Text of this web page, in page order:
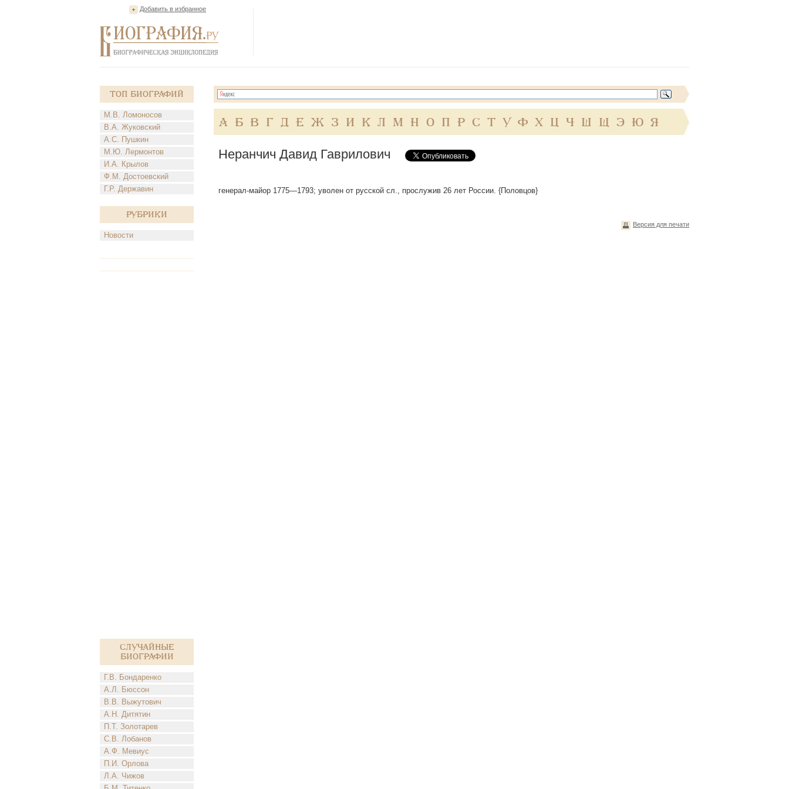
Добавить в избранное
Топ Биографий
М.В. Ломоносов
В.А. Жуковский
А.С. Пушкин
М.Ю. Лермонтов
И.А. Крылов
Ф.М. Достоевский
Г.Р. Державин
Рубрики
Новости
Случайные
биографии
Г.В. Бондаренко
А.Л. Бюссон
В.В. Выжутович
А.Н. Дитятин
П.Т. Золотарев
С.В. Лобанов
А.Ф. Мевиус
П.И. Орлова
Л.А. Чижов
А Б В Г Д Е Ж З И К Л М Н О П Р С Т У Ф Х Ц Ч Ш Щ Э Ю Я
Неранчич Давид Гаврилович
генерал-майор 1775—1793; уволен от русской сл., прослужив 26 лет России. {Половцов}
Версия для печати